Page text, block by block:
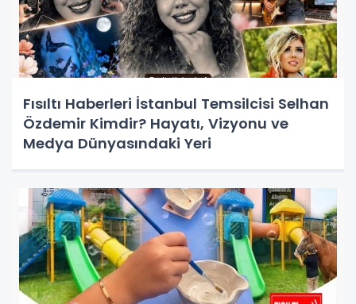
Fısıltı Haberleri İstanbul Temsilcisi Selhan
Özdemir Kimdir? Hayatı, Vizyonu ve
Medya Dünyasındaki Yeri